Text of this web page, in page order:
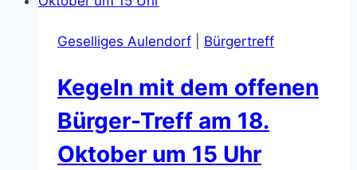
Geselliges Aulendorf Bürgertreff
Kegeln mit dem offenen
Bürger-Treff am 18.
Oktober um 15 Uhr